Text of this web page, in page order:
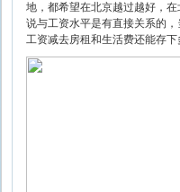
地，都希望在北京越过越好，
说与工资水平是有直接关系的
工资减去房租和生活费还能存